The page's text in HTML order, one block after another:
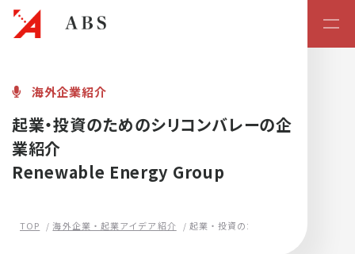
起業・スタートアップの学
海外企業紹介
起業・投資のためのシリコンバレーの企
業紹介
Renewable Energy Group
TOP 海外企業・起業アイデア紹介 起業・投資のためのシリコンバレーの